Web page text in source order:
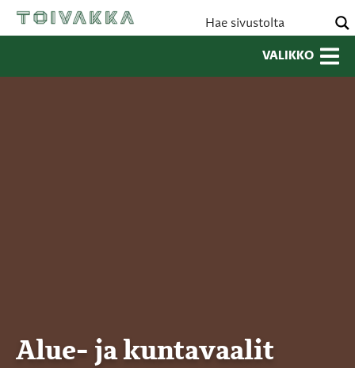
VALIKKO
Alue- ja kuntavaalit